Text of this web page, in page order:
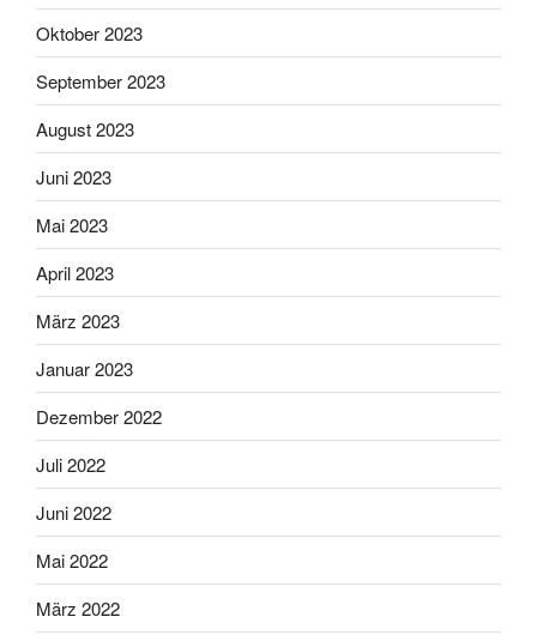
Oktober 2023
September 2023
August 2023
Juni 2023
Mai 2023
April 2023
März 2023
Januar 2023
Dezember 2022
Juli 2022
Juni 2022
Mai 2022
März 2022